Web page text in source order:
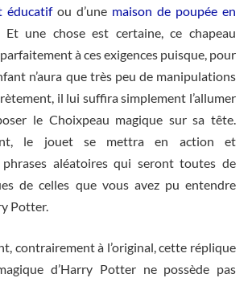
éducatifou d’une maison de poupée en
. Et une chose est certaine, ce chapeau
à ces exigences puisque, pour
n’aura que très peu de manipulations
il lui suffira simplement l’allumer
le Choixpeau magique sur sa tête.
le jouet se mettra en action et
phrases aléatoires qui seront toutes de
de celles que vous avez pu entendre
Potter.
contrairement à l’original, cette réplique
d’Harry Potter ne possède pas